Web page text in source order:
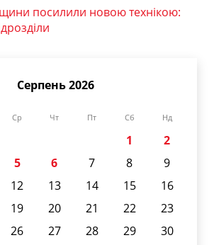
посилили новою технікою:
Серпень 2026
Ср Чт Пт Сб Нд
1
2
5 6 7 8
9
12 13 14 15
16
19 20 21 22
23
26 27 28 29
30